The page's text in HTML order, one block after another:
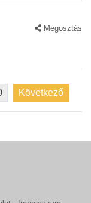
Megosztás
Következő